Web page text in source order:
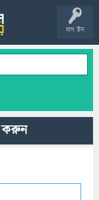
লগ ইন
করুন